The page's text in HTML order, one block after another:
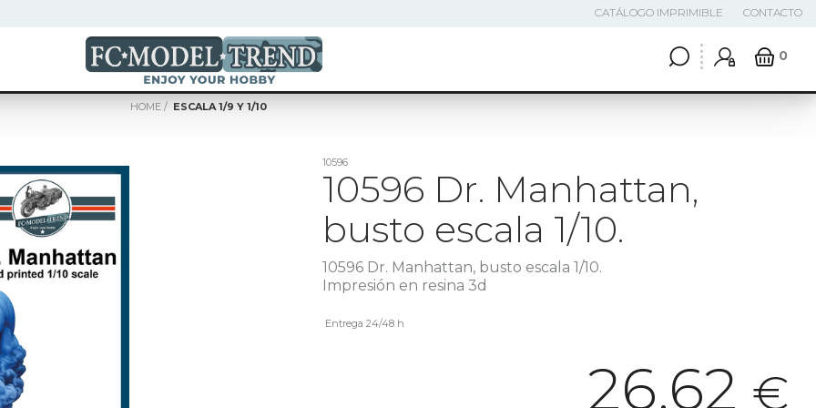
0
CATÁLOGO IMPRIMIBLE CONTACTO
HOME ESCALA 1/9 Y 1/10
10596
10596 Dr. Manhattan,
busto escala 1/10.
10596 Dr. Manhattan, busto escala 1/10.
Impresión en resina 3d
Entrega 24/48 h
26,62 €